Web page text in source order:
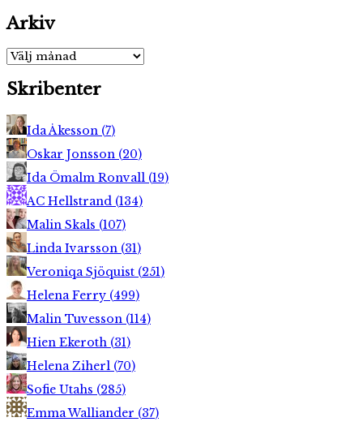
Arkiv
Arkiv
Skribenter
Ida Åkesson (7)
Oskar Jonsson (20)
Ida Ömalm Ronvall (19)
AC Hellstrand (134)
Malin Skals (107)
Linda Ivarsson (31)
Veroniqa Sjöquist (251)
Helena Ferry (499)
Malin Tuvesson (114)
Hien Ekeroth (31)
Helena Ziherl (70)
Sofie Utahs (285)
Emma Walliander (37)